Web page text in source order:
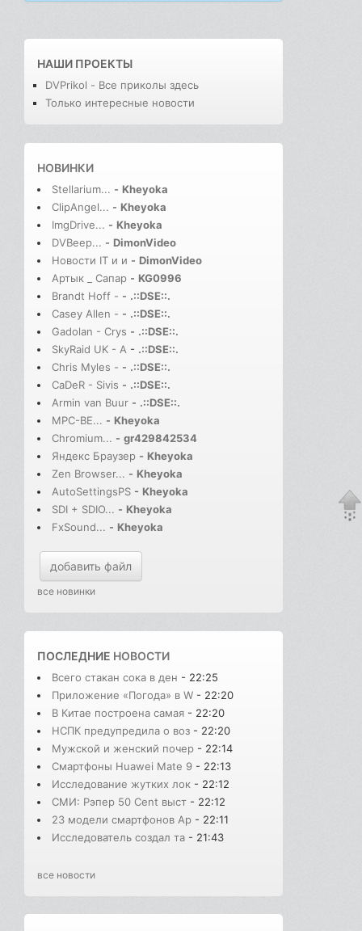
НАШИ ПРОЕКТЫ
DVPrikol - Все приколы здесь
Только интересные новости
НОВИНКИ
Stellarium... - Kheyoka
ClipAngel... - Kheyoka
ImgDrive... - Kheyoka
DVBeep... - DimonVideo
Новости IT и и - DimonVideo
Артык _ Сапар - KG0996
Brandt Hoff - - .::DSE::.
Casey Allen - - .::DSE::.
Gadolan - Crys - .::DSE::.
SkyRaid UK - A - .::DSE::.
Chris Myles - - .::DSE::.
CaDeR - Sivis - .::DSE::.
Armin van Buur - .::DSE::.
MPC-BE... - Kheyoka
Chromium... - gr429842534
Яндекс Браузер - Kheyoka
Zen Browser... - Kheyoka
AutoSettingsPS - Kheyoka
SDI + SDIO... - Kheyoka
FxSound... - Kheyoka
добавить файл
все новинки
ПОСЛЕДНИЕ НОВОСТИ
Всего стакан сока в ден - 22:25
Приложение «Погода» в W - 22:20
В Китае построена самая - 22:20
НСПК предупредила о воз - 22:20
Мужской и женский почер - 22:14
Смартфоны Huawei Mate 9 - 22:13
Исследование жутких лок - 22:12
СМИ: Рэпер 50 Cent выст - 22:12
23 модели смартфонов Ap - 22:11
Исследователь создал та - 21:43
все новости